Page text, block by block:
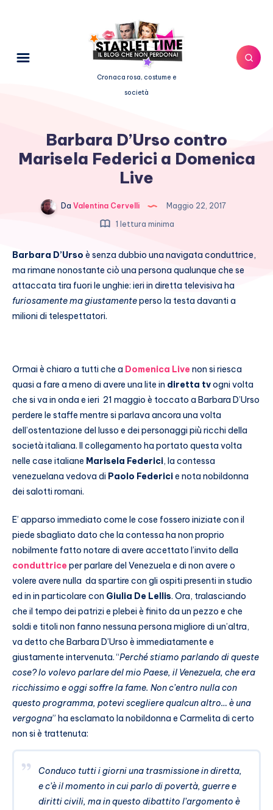
Cronaca rosa, costume e
società
Barbara D’Urso contro
Marisela Federici a Domenica
Live
Da Valentina Cervelli
Maggio 22, 2017
1 lettura minima
Barbara D’Urso è senza dubbio una navigata conduttrice,
ma rimane nonostante ciò una persona qualunque che se
attaccata tira fuori le unghie: ieri in diretta televisiva ha
furiosamente ma giustamenteperso la testa davanti a
milioni di telespettatori.
Ormai è chiaro a tutti che a Domenica Live non si riesca
quasi a fare a meno di avere una lite in diretta tvogni volta
che si va in onda e ieri 21 maggio è toccato a Barbara D’Urso
perdere le staffe mentre si parlava ancora una volta
dell’ostentazione del lusso e dei personaggi più ricchi della
società italiana. Il collegamento ha portato questa volta
nelle case italiane Marisela Federici, la contessa
venezuelana vedova di Paolo Federicie nota nobildonna
dei salotti romani.
E’ apparso immediato come le cose fossero iniziate con il
piede sbagliato dato che la contessa ha non proprio
nobilmente fatto notare di avere accettato l’invito della
conduttrice per parlare del Venezuela e di non avere o
volere avere nulla da spartire con gli ospiti presenti in studio
ed in in particolare con Giulia De Lellis. Ora, tralasciando
che il tempo dei patrizi e plebei è finito da un pezzo e che
soldi e titoli non fanno nessuna persona migliore di un’altra,
va detto che Barbara D’Urso è immediatamente e
giustamente intervenuta. “Perché stiamo parlando di queste
cose? Io volevo parlare del mio Paese, il Venezuela, che era
ricchissimo e oggi soffre la fame. Non c’entro nulla con
questo programma, potevi scegliere qualcun altro… è una
vergogna” ha esclamato la nobildonna e Carmelita di certo
non si è trattenuta:
Conduco tutti i giorni una trasmissione in diretta,
e c’è il momento in cui parlo di povertà, guerre e
diritti civili, ma in questo dibattito l’argomento è